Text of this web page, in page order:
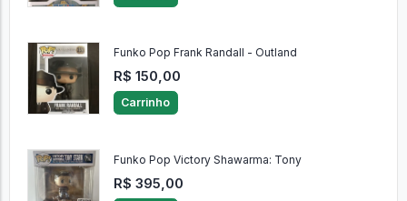
Funko Pop Frank Randall - Outland
R$ 150,00
Carrinho
Funko Pop Victory Shawarma: Tony
R$ 395,00